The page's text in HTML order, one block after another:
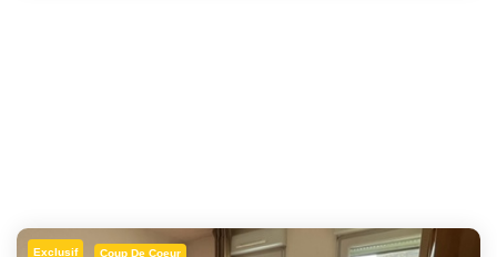
Exclusif Coup De Coeur